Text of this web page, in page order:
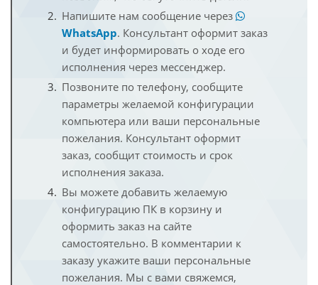
Напишите нам сообщение через
WhatsApp. Консультант оформит заказ
и будет информировать о ходе его
исполнения через мессенджер.
Позвоните по телефону, сообщите
параметры желаемой конфигурации
компьютера или ваши персональные
пожелания. Консультант оформит
заказ, сообщит стоимость и срок
исполнения заказа.
Вы можете добавить желаемую
конфигурацию ПК в корзину и
оформить заказ на сайте
самостоятельно. В комментарии к
заказу укажите ваши персональные
пожелания. Мы с вами свяжемся,